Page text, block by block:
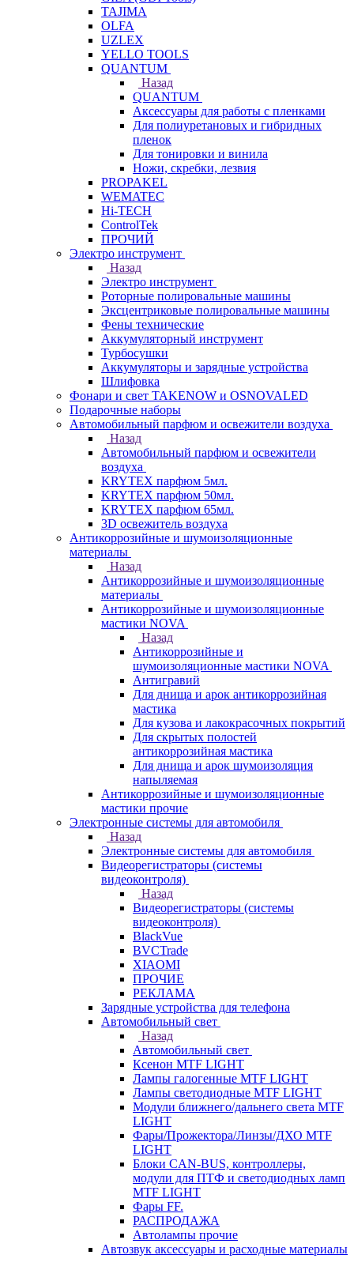
TAJIMA
OLFA
UZLEX
YELLO TOOLS
QUANTUM
Назад
QUANTUM
Аксессуары для работы с пленками
Для полиуретановых и гибридных
пленок
Для тонировки и винила
Ножи, скребки, лезвия
PROPAKEL
WEMATEC
Hi-TECH
ControlTek
ПРОЧИЙ
Электро инструмент
Назад
Электро инструмент
Роторные полировальные машины
Эксцентриковые полировальные машины
Фены технические
Аккумуляторный инструмент
Турбосушки
Аккумуляторы и зарядные устройства
Шлифовка
Фонари и свет TAKENOW и OSNOVALED
Подарочные наборы
Автомобильный парфюм и освежители воздуха
Назад
Автомобильный парфюм и освежители
воздуха
KRYTEX парфюм 5мл.
KRYTEX парфюм 50мл.
KRYTEX парфюм 65мл.
3D освежитель воздуха
Антикоррозийные и шумоизоляционные
материалы
Назад
Антикоррозийные и шумоизоляционные
материалы
Антикоррозийные и шумоизоляционные
мастики NOVA
Назад
Антикоррозийные и
шумоизоляционные мастики NOVA
Антигравий
Для днища и арок антикоррозийная
мастика
Для кузова и лакокрасочных покрытий
Для скрытых полостей
антикоррозийная мастика
Для днища и арок шумоизоляция
напыляемая
Антикоррозийные и шумоизоляционные
мастики прочие
Электронные системы для автомобиля
Назад
Электронные системы для автомобиля
Видеорегистраторы (системы
видеоконтроля)
Назад
Видеорегистраторы (системы
видеоконтроля)
BlackVue
BVCTrade
XIAOMI
ПРОЧИЕ
РЕКЛАМА
Зарядные устройства для телефона
Автомобильный свет
Назад
Автомобильный свет
Ксенон MTF LIGHT
Лампы галогенные MTF LIGHT
Лампы светодиодные MTF LIGHT
Модули ближнего/дальнего света MTF
LIGHT
Фары/Прожектора/Линзы/ДХО MTF
LIGHT
Блоки CAN-BUS, контроллеры,
модули для ПТФ и светодиодных ламп
MTF LIGHT
Фары FF.
РАСПРОДАЖА
Автолампы прочие
Автозвук аксессуары и расходные материалы